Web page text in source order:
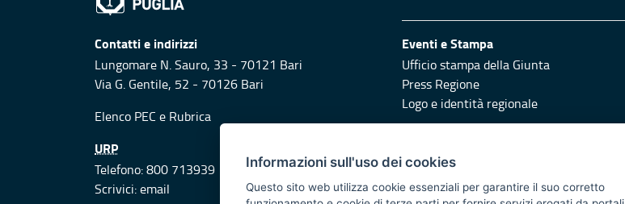
Contatti e indirizzi
Lungomare N. Sauro, 33 - 70121 Bari
Via G. Gentile, 52 - 70126 Bari
Elenco PEC e Rubrica
Eventi e Stampa
Ufficio stampa della Giunta
Press Regione
Logo e identità regionale
URP
Telefono: 800 713939
Scrivici:email
Responsabili di pubblicazione
Informazioni sull'uso dei cookies
Questo sito web utilizza cookie essenziali per garantire il suo corretto